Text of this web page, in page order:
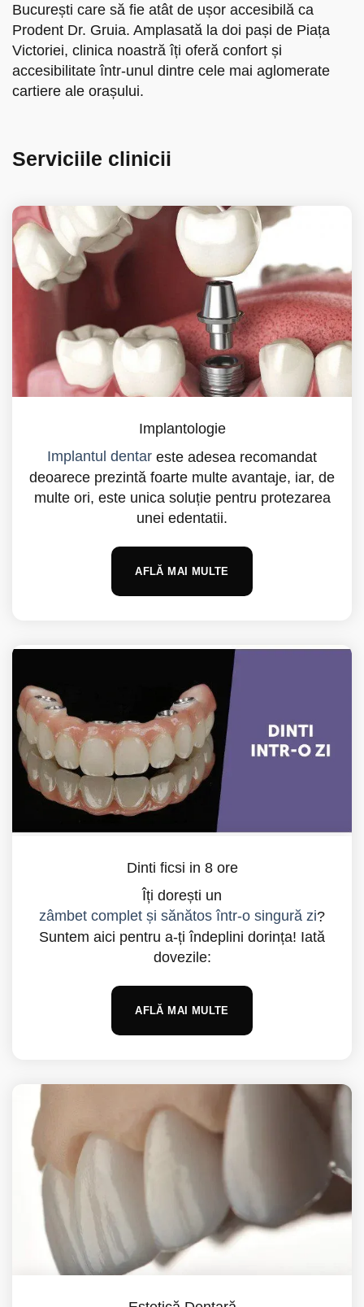
București care să fie atât de ușor accesibilă ca
Prodent Dr. Gruia. Amplasată la doi pași de Piața
Victoriei, clinica noastră îți oferă confort și
accesibilitate într-unul dintre cele mai aglomerate
cartiere ale orașului.
Serviciile clinicii
Implantologie
Implantul dentar este adesea recomandat
deoarece prezintă foarte multe avantaje, iar, de
multe ori, este unica soluție pentru protezarea
unei edentatii.
AFLĂ MAI MULTE
Dinti ficsi in 8 ore
Îți dorești un
zâmbet complet și sănătos într-o singură zi?
Suntem aici pentru a-ți îndeplini dorința! Iată
dovezile:
AFLĂ MAI MULTE